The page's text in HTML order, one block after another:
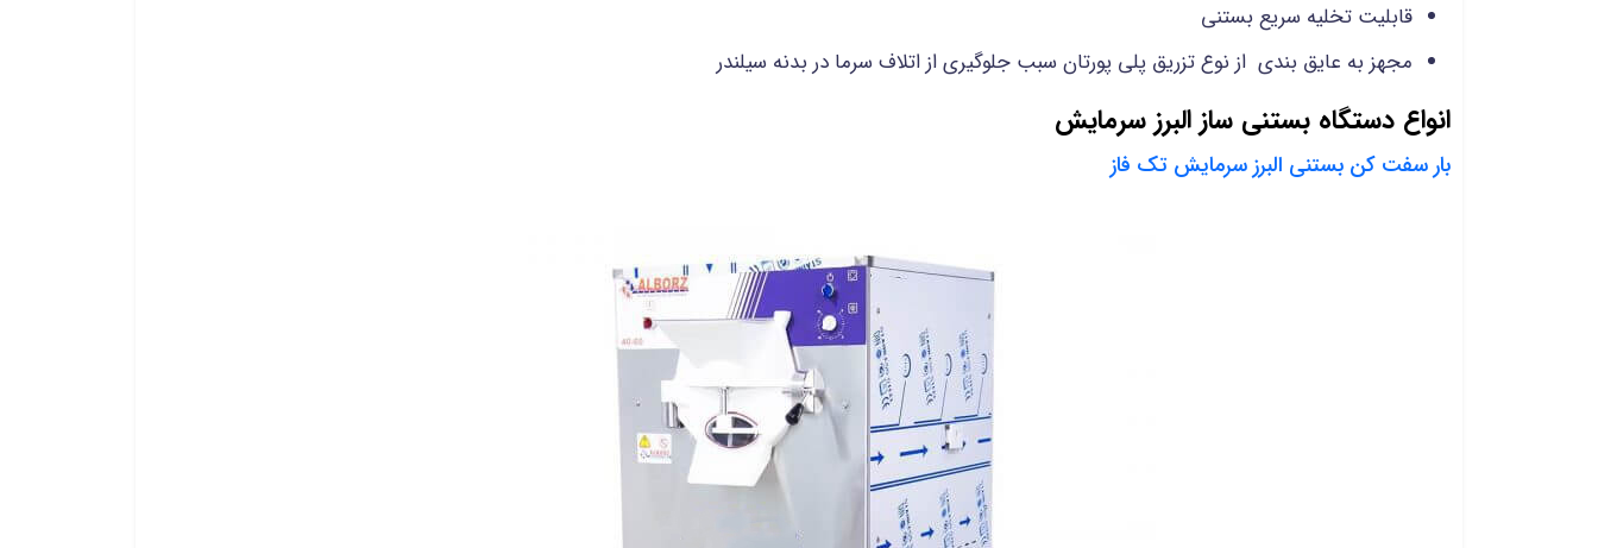
قابلیت تخلیه سریع بستنی
مجهز به عایق بندی از نوع تزریق پلی پورتان سبب جلوگیری از اتلاف سرما در بدنه سیلندر
انواع دستگاه بستنی ساز البرز سرمایش
بار سفت کن بستنی البرز سرمایش تک فاز